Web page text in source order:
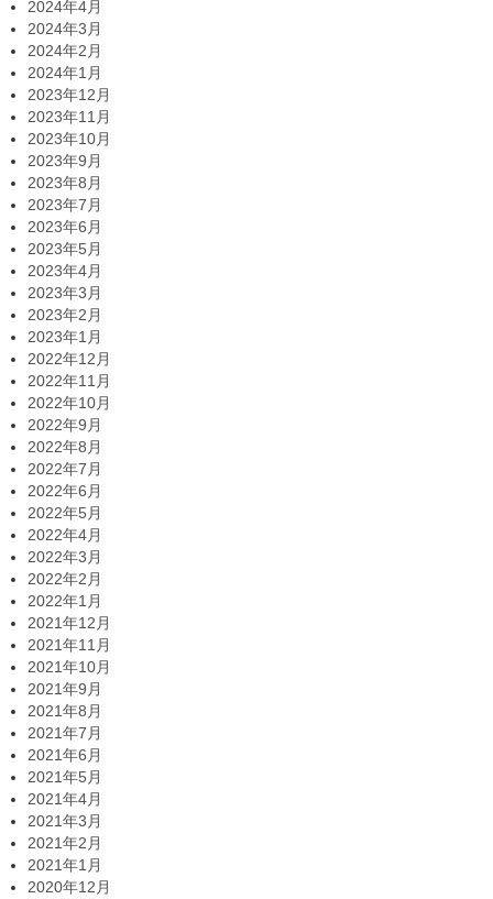
2024年4月
2024年3月
2024年2月
2024年1月
2023年12月
2023年11月
2023年10月
2023年9月
2023年8月
2023年7月
2023年6月
2023年5月
2023年4月
2023年3月
2023年2月
2023年1月
2022年12月
2022年11月
2022年10月
2022年9月
2022年8月
2022年7月
2022年6月
2022年5月
2022年4月
2022年3月
2022年2月
2022年1月
2021年12月
2021年11月
2021年10月
2021年9月
2021年8月
2021年7月
2021年6月
2021年5月
2021年4月
2021年3月
2021年2月
2021年1月
2020年12月